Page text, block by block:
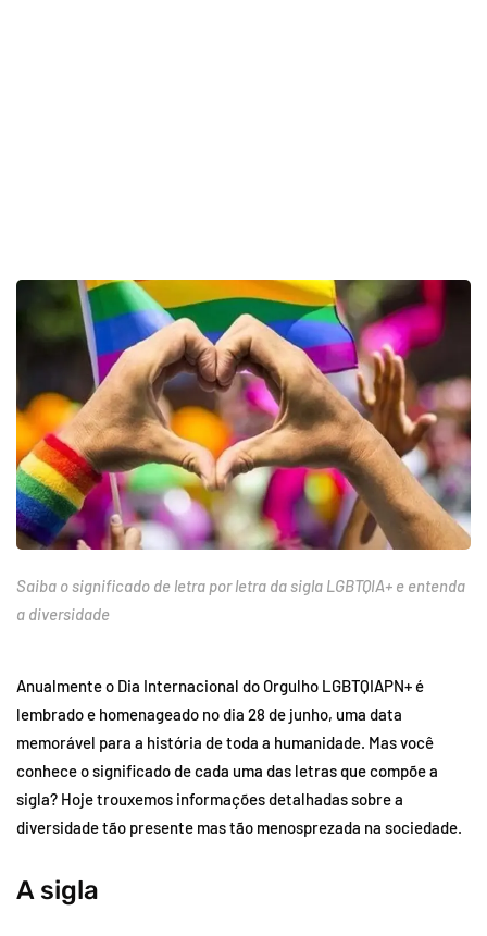
Saiba o significado de letra por letra da sigla LGBTQIA+ e entenda
a diversidade
Anualmente o Dia Internacional do Orgulho LGBTQIAPN+ é
lembrado e homenageado no dia 28 de junho, uma data
memorável para a história de toda a humanidade. Mas você
conhece o significado de cada uma das letras que compõe a
sigla? Hoje trouxemos informações detalhadas sobre a
diversidade tão presente mas tão menosprezada na sociedade.
A sigla